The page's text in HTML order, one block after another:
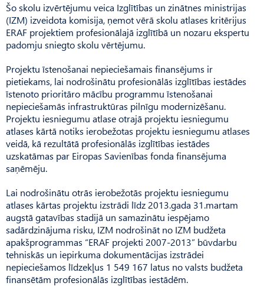
Šo skolu izvērtējumu veica Izglītības un zinātnes ministrijas
(IZM) izveidota komisija, ņemot vērā skolu atlases kritērijus
ERAF projektiem profesionālajā izglītībā un nozaru ekspertu
padomju sniegto skolu vērtējumu.
Projektu īstenošanai nepieciešamais finansējums ir
pietiekams, lai nodrošinātu profesionālās izglītības iestādes
īstenoto prioritāro mācību programmu īstenošanai
nepieciešamās infrastruktūras pilnīgu modernizēšanu.
Projektu iesniegumu atlase otrajā projektu iesniegumu
atlases kārtā notiks ierobežotas projektu iesniegumu atlases
veidā, kā rezultātā profesionālās izglītības iestādes
uzskatāmas par Eiropas Savienības fonda finansējuma
saņēmēju.
Lai nodrošinātu otrās ierobežotās projektu iesniegumu
atlases kārtas projektu izstrādi līdz 2013.gada 31.martam
augstā gatavības stadijā un samazinātu iespējamo
sadārdzinājuma risku, IZM nodrošināt no IZM budžeta
apakšprogrammas “ERAF projekti 2007-2013” būvdarbu
tehniskās un iepirkuma dokumentācijas izstrādei
nepieciešamos līdzekļus 1 549 167 latus no valsts budžeta
finansētām profesionālās izglītības iestādēm.